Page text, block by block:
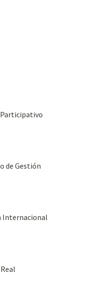
de Gestión
Internacional